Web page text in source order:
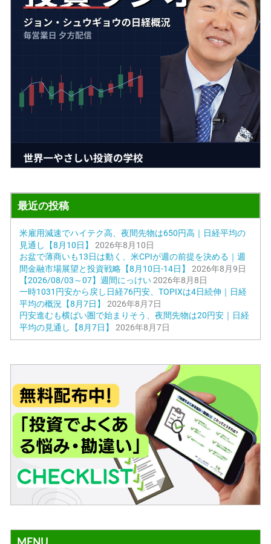
最近の投稿
米雇用減速でハイテク高、夜間先物は650円高｜日経平均の
見通し【8月10日】
2026年8月10日
お盆で薄商いも13日は動く、米CPIが週の前提を決める｜週
間金融市場展望と投資戦略【8月10日-14日】
2026年8月9日
【2026/08/03～07】週間にっけい 2026年8月8日
一時1031円安から戻し日経76円安、TOPIXは4日続伸｜日経
平均の概況【8月7日】
2026年8月7日
円安進むも横ばい圏で始まりそう、夜間先物は20円安｜日経
平均の見通し【8月7日】
2026年8月7日